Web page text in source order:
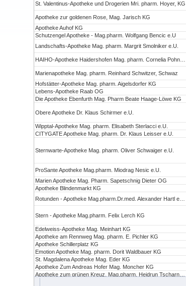
St. Valentinus-Apotheke und Drogerien Mri. pharm. Hoyer, KG
Apotheke zur goldenen Rose, Mag. Jarisch KG
Apotheke Auhof KG
Schutzengel Apotheke - Mag.pharm. Wolfgang Bencic e.U
Landschafts-Apotheke Mag. pharm. Margrit Smolniker e.U.
Marienapotheke Mag. pharm. Reinhard Schwitzer, Schwaz
Hofstätter-Apotheke Mag. pharm. Aigelsdorfer KG
Lebens-Apotheke Raab OG
Die Apotheke Ebenfurth Mag. Pharm Beate Haage-Löwe KG
Obere Apotheke Dr. Klaus Schirmer e.U.
Wipptal-Apotheke Mag. pharm. Elisabeth Sterlacci e.U.
CITYGATE Apotheke Mag. pharm. Dr. Klaus Leisser e.U.
Sternwarte-Apotheke Mag. pharm. Oliver Schwaiger e.U.
ProSante Apotheke Mag.pharm. Miodrag Nesic e.U.
Marien Apotheke Mag. Pharm. Sapetschnig Dieter OG
Apotheke Blindenmarkt KG
Stern - Apotheke Mag.pharm. Felix Lerch KG
Edelweiss-Apotheke Mag. Meinhart KG
Apotheke am Rennweg Mag. pharm. E. Pichler KG
Apotheke Schillerplatz KG
Emotion Apotheke Mag. pharm. Dorit Waldbauer KG
St. Magdalena Apotheke Mag. Eder KG
Apotheke Zum Andreas Hofer Mag. Moncher KG